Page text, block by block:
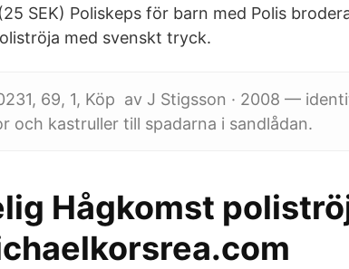
SEK) Poliskeps för barn med Polis
med svenskt tryck.
69, 1, Köp av J Stigsson · 2008 —
och kastruller till spadarna i sandlådan.
Hågkomst